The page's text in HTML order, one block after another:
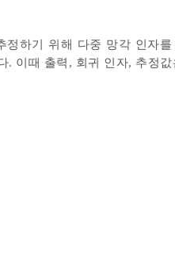
정하기 위해 다중 망각 인자
. 이때 출력, 회귀 인자, 추정